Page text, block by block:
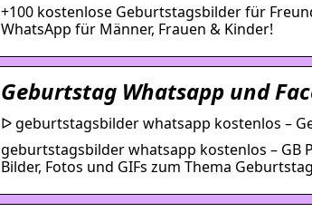
+100 kostenlose Geburtstagsbilder für
WhatsApp für Männer, Frauen & Kinder!
Geburtstag Whatsapp und
ᐅ geburtstagsbilder whatsapp kostenlos –
geburtstagsbilder whatsapp kostenlos – GB
Bilder, Fotos und GIFs zum Thema Geburtstag